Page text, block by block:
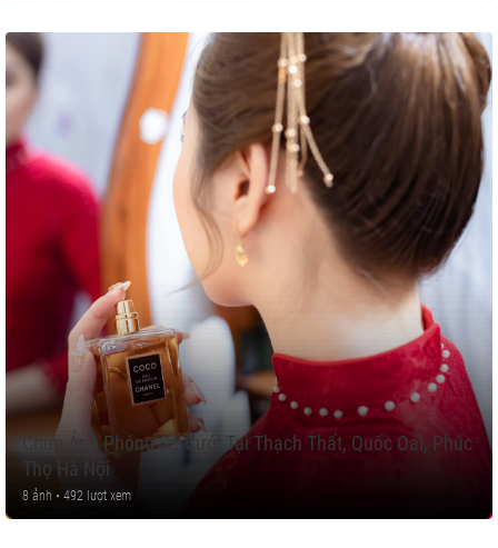
Chụp Ảnh Phóng Sự Cưới Tại Thạch Thất, Quốc Oai, Phúc
Thọ Hà Nội
8 ảnh • 492 lượt xem